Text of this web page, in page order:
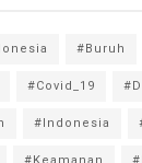
#Buruh
#Covid_19
#Indonesia
#Keamanan